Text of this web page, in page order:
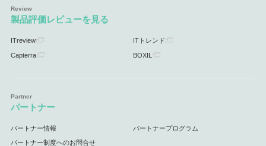
製品評価レビューを見る
ITreview ITトレンド
Capterra BOXIL
パートナー
パートナー情報 パートナープログラム
パートナー制度へのお問合せ